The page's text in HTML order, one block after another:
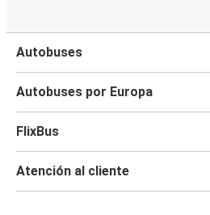
Autobuses
Autobuses por Europa
FlixBus
Atención al cliente